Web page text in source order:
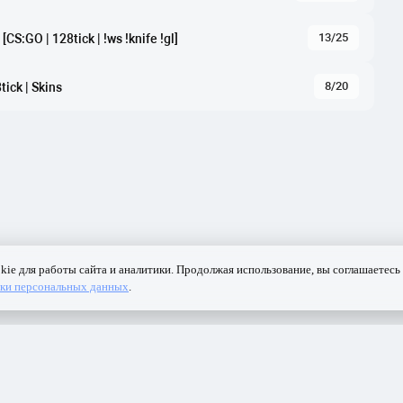
| 128tick | !ws !knife !gl] 13/25
| Skins 8/20